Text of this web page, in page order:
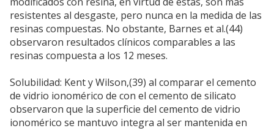
resistentes al desgaste, pero nunca en la medida de las
resinas compuestas. No obstante, Barnes et al.(44)
observaron resultados clínicos comparables a las
resinas compuesta a los 12 meses.
Solubilidad: Kent y Wilson,(39) al comparar el cemento
de vidrio ionomérico de con el cemento de silicato
observaron que la superficie del cemento de vidrio
ionomérico se mantuvo integra al ser mantenida en